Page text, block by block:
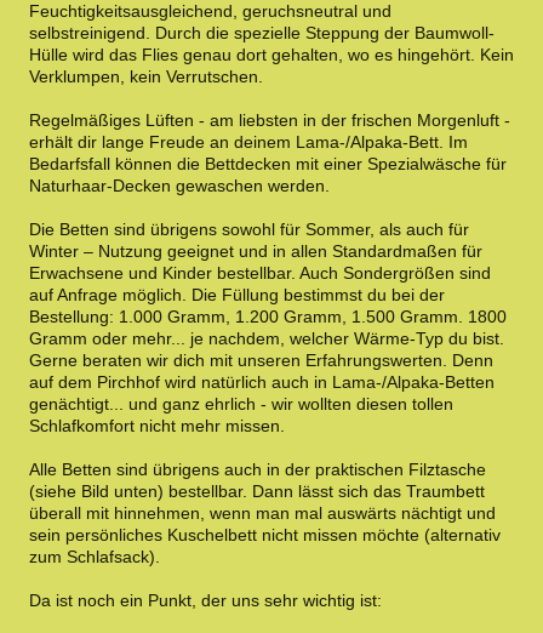
Feuchtigkeitsausgleichend, geruchsneutral und
selbstreinigend. Durch die spezielle Steppung der Baumwoll-
Hülle wird das Flies genau dort gehalten, wo es hingehört. Kein
Verklumpen, kein Verrutschen.
Regelmäßiges Lüften - am liebsten in der frischen Morgenluft -
erhält dir lange Freude an deinem Lama-/Alpaka-Bett. Im
Bedarfsfall können die Bettdecken mit einer Spezialwäsche für
Naturhaar-Decken gewaschen werden.
Die Betten sind übrigens sowohl für Sommer, als auch für
Winter – Nutzung geeignet und in allen Standardmaßen für
Erwachsene und Kinder bestellbar. Auch Sondergrößen sind
auf Anfrage möglich. Die Füllung bestimmst du bei der
Bestellung: 1.000 Gramm, 1.200 Gramm, 1.500 Gramm. 1800
Gramm oder mehr... je nachdem, welcher Wärme-Typ du bist.
Gerne beraten wir dich mit unseren Erfahrungswerten. Denn
auf dem Pirchhof wird natürlich auch in Lama-/Alpaka-Betten
genächtigt... und ganz ehrlich - wir wollten diesen tollen
Schlafkomfort nicht mehr missen.
Alle Betten sind übrigens auch in der praktischen Filztasche
(siehe Bild unten) bestellbar. Dann lässt sich das Traumbett
überall mit hinnehmen, wenn man mal auswärts nächtigt und
sein persönliches Kuschelbett nicht missen möchte (alternativ
zum Schlafsack).
Da ist noch ein Punkt, der uns sehr wichtig ist: